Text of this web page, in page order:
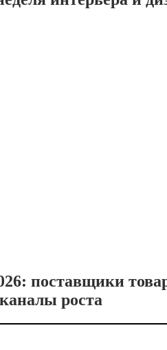
поставщики
роста